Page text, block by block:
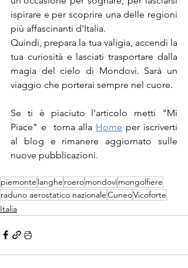
ispirare e per scoprire una delle regioni
più affascinanti d'Italia.
Quindi, prepara la tua valigia, accendi la
tua curiosità e lasciati trasportare dalla
magia del cielo di Mondovì. Sarà un
viaggio che porterai sempre nel cuore.
Se ti è piaciuto l'articolo metti "Mi
Piace" e  torna alla Home per iscriverti
al blog e rimanere aggiornato sulle
nuove pubblicazioni.
piemonte langhe roeromondovìmongolfiere
raduno aerostatico nazionaleCuneoVicoforte
Italia